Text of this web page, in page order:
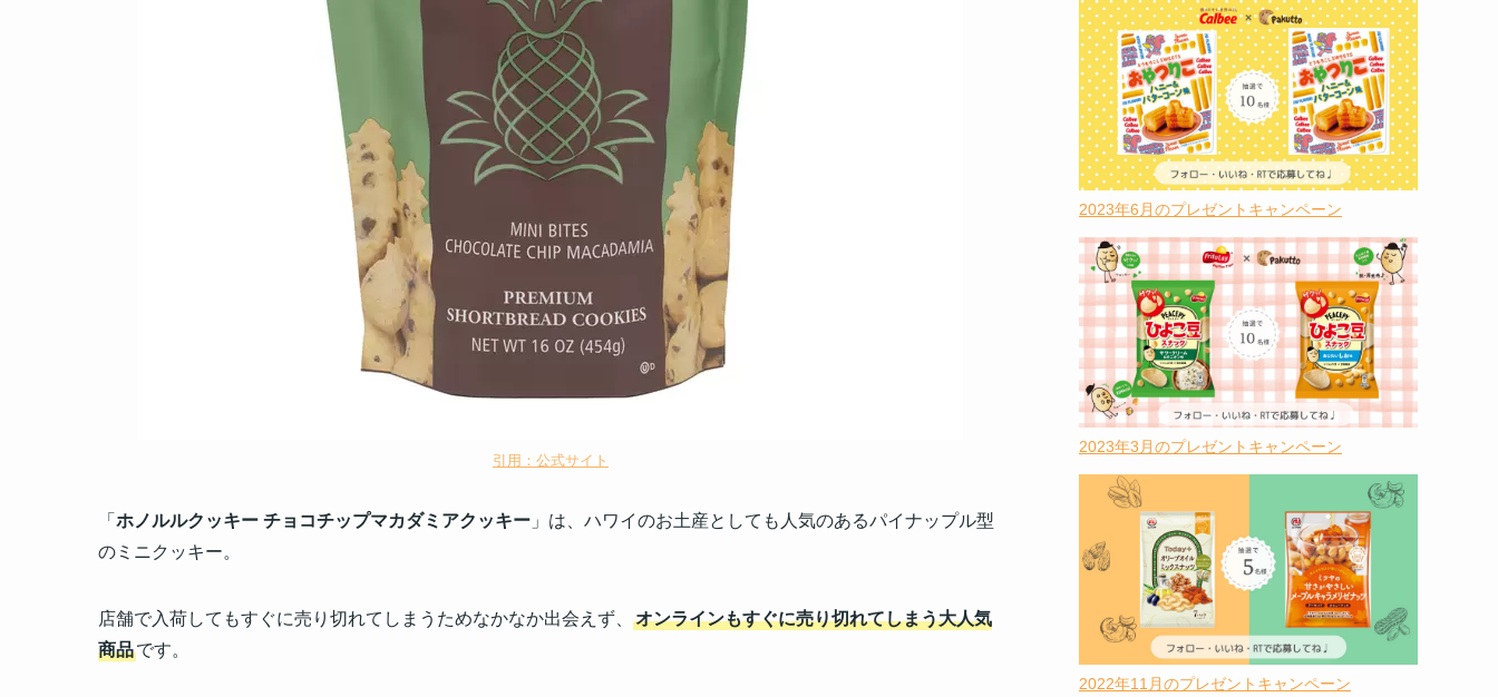
引用：公式サイト
「 ホノルルクッキー チョコチップマカダミアクッキー 」は、ハワイのお土産としても人気のあるパイナップル型
のミニクッキー。
店舗で入荷してもすぐに売り切れてしまうためなかなか出会えず、
オンラインもすぐに売り切れてしまう大人気
商品です。
2023年6月のプレゼントキャンペーン
2023年3月のプレゼントキャンペーン
2022年11月のプレゼントキャンペーン